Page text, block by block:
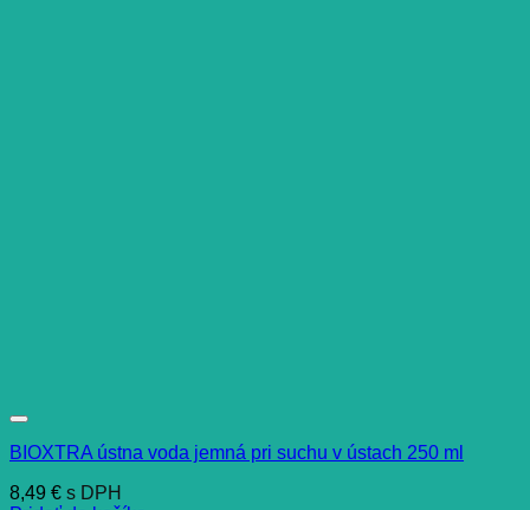
BIOXTRA ústna voda jemná pri suchu v ústach 250 ml
8,49 € s DPH